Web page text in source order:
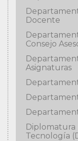
Docente
Consejo
Asignaturas
Diplomatura
Tecnología